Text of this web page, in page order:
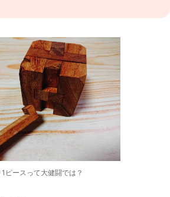
ピースって大健闘では？